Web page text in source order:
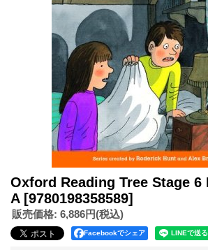
Oxford Reading Tree Stage 6
A [9780198358589]
販売価格: 6,886円(税込)
Facebookでシェア